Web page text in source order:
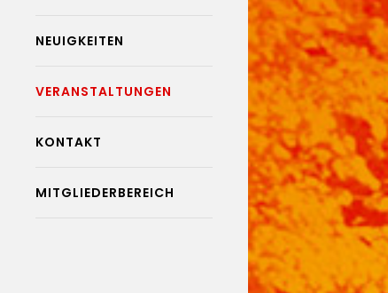
NEUIGKEITEN
VERANSTALTUNGEN
KONTAKT
MITGLIEDERBEREICH